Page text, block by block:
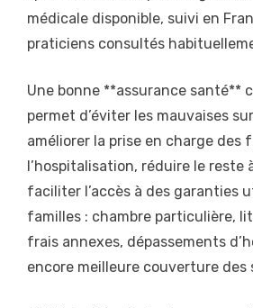
médicale disponible, suivi en
praticiens consultés
Une bonne **assurance santé**
permet d’éviter les mauvaises
améliorer la prise en charge des
l’hospitalisation, réduire le reste
faciliter l’accès à des garanties
familles : chambre particulière,
frais annexes, dépassements
encore meilleure couverture des